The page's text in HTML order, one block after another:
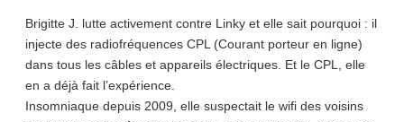
Brigitte J. lutte activement contre Linky et elle sait pourquoi : il
injecte des radiofréquences CPL (Courant porteur en ligne)
dans tous les câbles et appareils électriques. Et le CPL, elle
en a déjà fait l’expérience.
Insomniaque depuis 2009, elle suspectait le wifi des voisins